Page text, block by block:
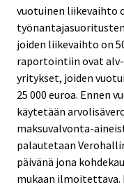
vuotuinen liikevaihto
joiden liikevaihto on
raportointiin ovat
yritykset, joiden
25 000 euroa. Ennen
käytetään
maksuvalvonta-
palautetaan
päivänä jona
mukaan ilmoitettava.